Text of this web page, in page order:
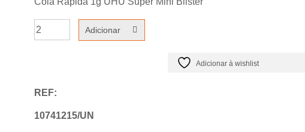
Quantidade
de
1g
UHU
Adicionar
Adicionar à wishlist
REF:
10741215/UN